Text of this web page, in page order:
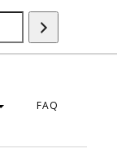
FAQ